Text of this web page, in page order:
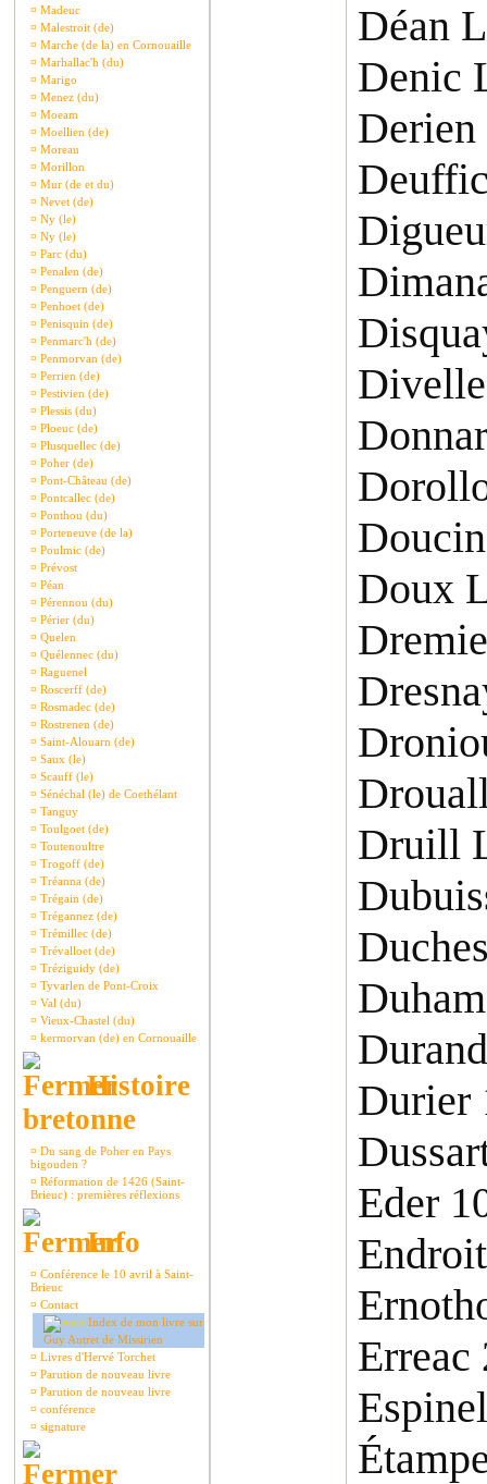
¤ Madeuc
¤ Malestroit (de)
¤ Marche (de la) en Cornouaille
¤ Marhallac'h (du)
¤ Marigo
¤ Menez (du)
¤ Moeam
¤ Moellien (de)
¤ Moreau
¤ Morillon
¤ Mur (de et du)
¤ Nevet (de)
¤ Ny (le)
¤ Ny (le)
¤ Parc (du)
¤ Penalen (de)
¤ Penguern (de)
¤ Penhoet (de)
¤ Penisquin (de)
¤ Penmarc'h (de)
¤ Penmorvan (de)
¤ Perrien (de)
¤ Pestivien (de)
¤ Plessis (du)
¤ Ploeuc (de)
¤ Plusquellec (de)
¤ Poher (de)
¤ Pont-Château (de)
¤ Pontcallec (de)
¤ Ponthou (du)
¤ Porteneuve (de la)
¤ Poulmic (de)
¤ Prévost
¤ Péan
¤ Pérennou (du)
¤ Périer (du)
¤ Quelen
¤ Quélennec (du)
¤ Raguenel
¤ Roscerff (de)
¤ Rosmadec (de)
¤ Rostrenen (de)
¤ Saint-Alouarn (de)
¤ Saux (le)
¤ Scauff (le)
¤ Sénéchal (le) de Coethélant
¤ Tanguy
¤ Toulgoet (de)
¤ Toutenoultre
¤ Trogoff (de)
¤ Tréanna (de)
¤ Trégain (de)
¤ Trégannez (de)
¤ Trémillec (de)
¤ Trévalloet (de)
¤ Tréziguidy (de)
¤ Tyvarlen de Pont-Croix
¤ Val (du)
¤ Vieux-Chastel (du)
¤ kermorvan (de) en Cornouaille
Histoire
bretonne
¤ Du sang de Poher en Pays
bigouden ?
¤ Réformation de 1426 (Saint-
Brieuc) : premières réflexions
Info
¤ Conférence le 10 avril à Saint-
Brieuc
¤ Contact
Index de mon livre sur
Guy Autret de Missirien
¤ Livres d'Hervé Torchet
¤ Parution de nouveau livre
¤ Parution de nouveau livre
¤ conférence
¤ signature
Déan
Denic
Derien
Doux
Druill
Durier
Eder
Erreac